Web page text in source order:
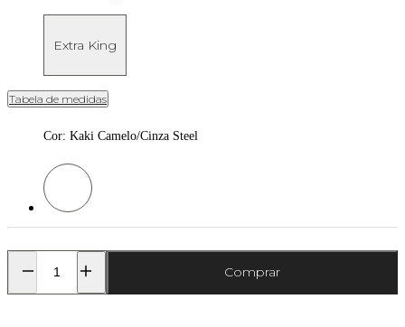
Extra King
Tabela de medidas
Cor: Kaki Camelo/Cinza Steel
Cor: Kaki Camelo/Cinza Steel
Comprar